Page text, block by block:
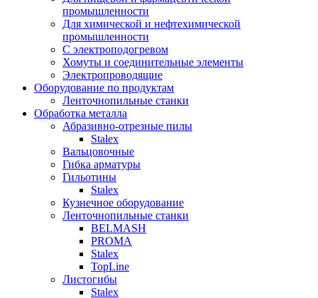
промышленности
Для химической и нефтехимической
промышленности
С электроподогревом
Хомуты и соединительные элементы
Электропроводящие
Оборудование по продуктам
Ленточнопильные станки
Обработка металла
Абразивно-отрезные пилы
Stalex
Вальцовочные
Гибка арматуры
Гильотины
Stalex
Кузнечное оборудование
Ленточнопильные станки
BELMASH
PROMA
Stalex
TopLine
Листогибы
Stalex